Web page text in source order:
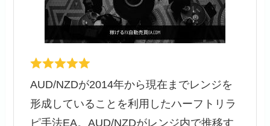
AUD/NZDが2014年から現在までレンジを
形成していることを利用したハーフトリラ
ピ手法EA。AUD/NZDがレンジ内で推移す